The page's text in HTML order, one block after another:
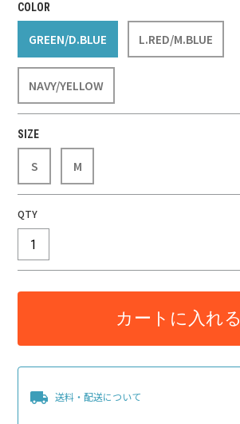
COLOR
GREEN/D.BLUE L.RED/M.BLUE
NAVY/YELLOW
SIZE
S M
QTY
カートに入れる
local_shipping 送料・配送について